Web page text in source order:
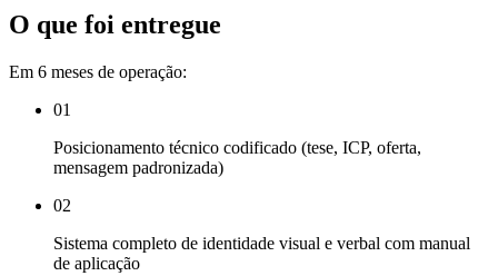
O que foi entregue
Em 6 meses de operação:
01
Posicionamento técnico codificado (tese, ICP, oferta,
mensagem padronizada)
02
Sistema completo de identidade visual e verbal com manual
de aplicação